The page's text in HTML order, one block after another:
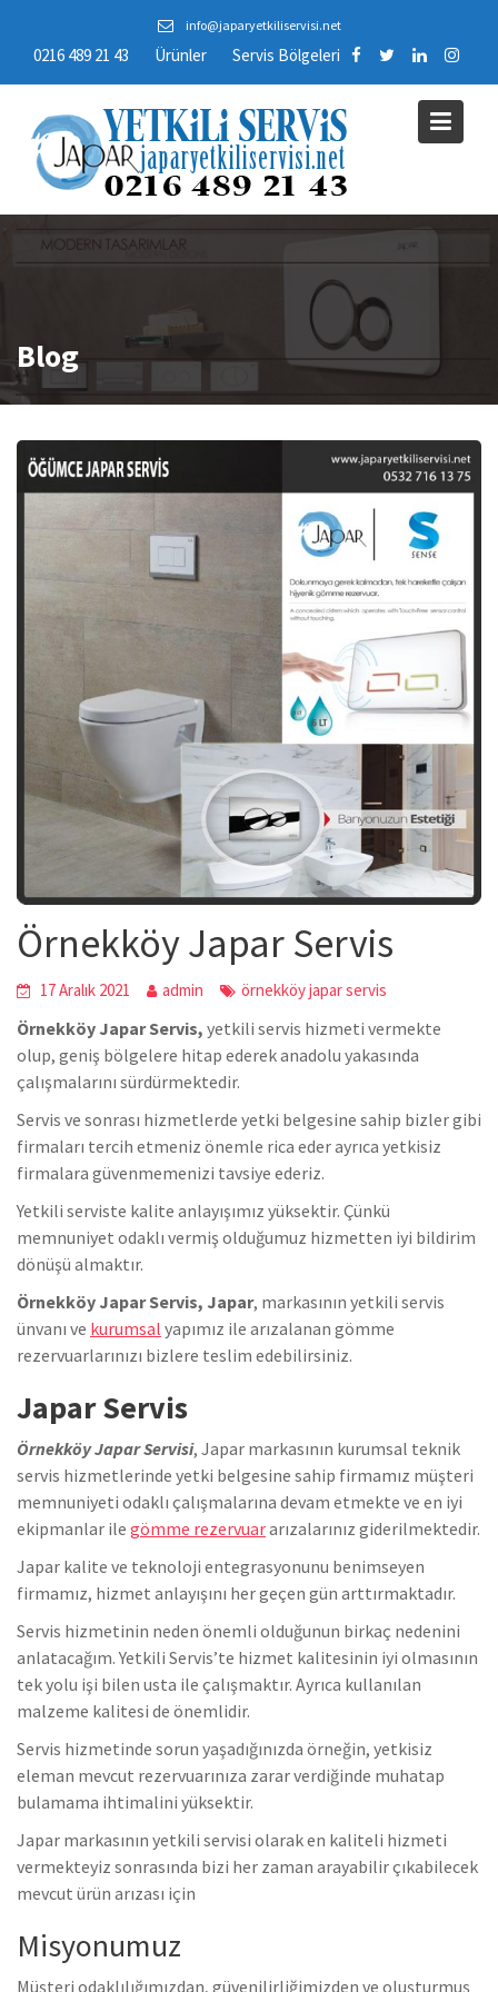
content
info@japaryetkiliservisi.net
0216 489 21 43 Ürünler Servis Bölgeleri
Blog
Örnekköy Japar Servis
17 Aralık 2021 admin örnekköy japar servis
Örnekköy Japar Servis, yetkili servis hizmeti vermekte
olup, geniş bölgelere hitap ederek anadolu yakasında
çalışmalarını sürdürmektedir.
Servis ve sonrası hizmetlerde yetki belgesine sahip bizler gibi
firmaları tercih etmeniz önemle rica eder ayrıca yetkisiz
firmalara güvenmemenizi tavsiye ederiz.
Yetkili serviste kalite anlayışımız yüksektir. Çünkü
memnuniyet odaklı vermiş olduğumuz hizmetten iyi bildirim
dönüşü almaktır.
Örnekköy Japar Servis, Japar, markasının yetkili servis
ünvanı ve kurumsal yapımız ile arızalanan gömme
rezervuarlarınızı bizlere teslim edebilirsiniz.
Japar Servis
Örnekköy Japar Servisi, Japar markasının kurumsal teknik
servis hizmetlerinde yetki belgesine sahip firmamız müşteri
memnuniyeti odaklı çalışmalarına devam etmekte ve en iyi
ekipmanlar ile gömme rezervuararızalarınız giderilmektedir.
Japar kalite ve teknoloji entegrasyonunu benimseyen
firmamız, hizmet anlayışını her geçen gün arttırmaktadır.
Servis hizmetinin neden önemli olduğunun birkaç nedenini
anlatacağım. Yetkili Servis’te hizmet kalitesinin iyi olmasının
tek yolu işi bilen usta ile çalışmaktır. Ayrıca kullanılan
malzeme kalitesi de önemlidir.
Servis hizmetinde sorun yaşadığınızda örneğin, yetkisiz
eleman mevcut rezervuarınıza zarar verdiğinde muhatap
bulamama ihtimalini yüksektir.
Japar markasının yetkili servisi olarak en kaliteli hizmeti
vermekteyiz sonrasında bizi her zaman arayabilir çıkabilecek
mevcut ürün arızası için
Misyonumuz
Müşteri odaklılığımızdan, güvenilirliğimizden ve oluşturmuş